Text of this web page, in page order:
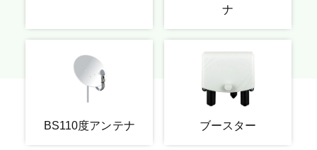
ナ
BS110度アンテナ ブースター